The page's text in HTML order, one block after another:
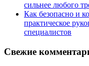
сильнее любого
Как безопасно и
практическое
специалистов
Свежие